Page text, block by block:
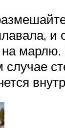
и
случае